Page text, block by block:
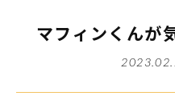
マフィンくんが